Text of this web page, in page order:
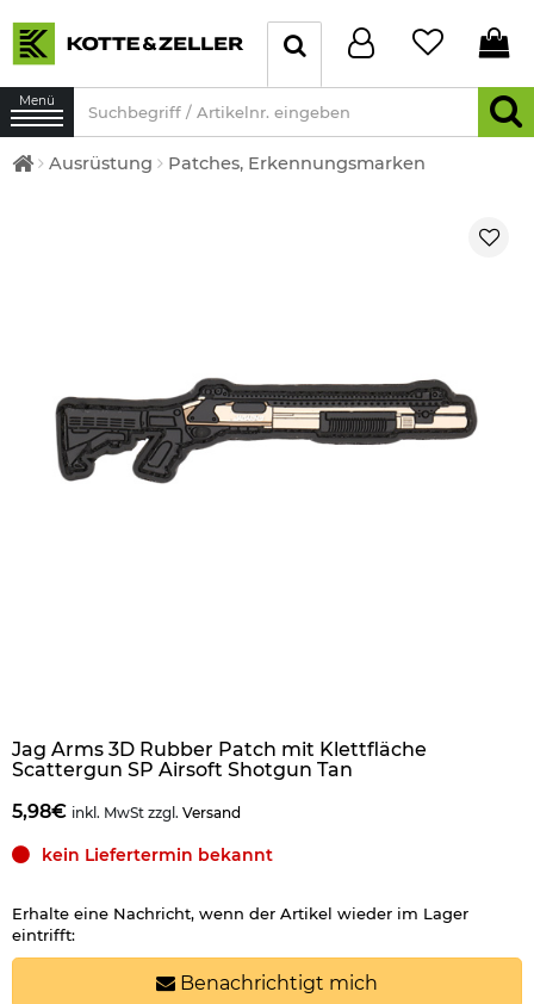
Menü
Ausrüstung Patches, Erkennungsmarken
Jag Arms 3D Rubber Patch mit Klettfläche
Scattergun SP Airsoft Shotgun Tan
5,98€ inkl. MwSt zzgl. Versand
kein Liefertermin bekannt
Erhalte eine Nachricht, wenn der Artikel wieder im Lager
eintrifft:
Benachrichtigt mich